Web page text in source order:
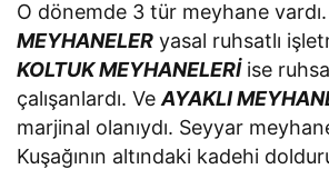
O dönemde 3 tür meyhane vardı.
MEYHANELER yasal ruhsatlı
KOLTUK MEYHANELERİise
çalışanlardı. VeAYAKLI
marjinal olanıydı. Seyyar
Kuşağının altındaki kadehi